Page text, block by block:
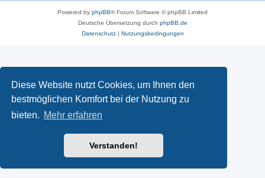
Diese Website nutzt Cookies, um Ihnen den
bestmöglichen Komfort bei der Nutzung zu
bieten. Mehr erfahren
Verstanden!
Powered by phpBB® Forum Software © phpBB Limited
Deutsche Übersetzung durch phpBB.de
Datenschutz| Nutzungsbedingungen